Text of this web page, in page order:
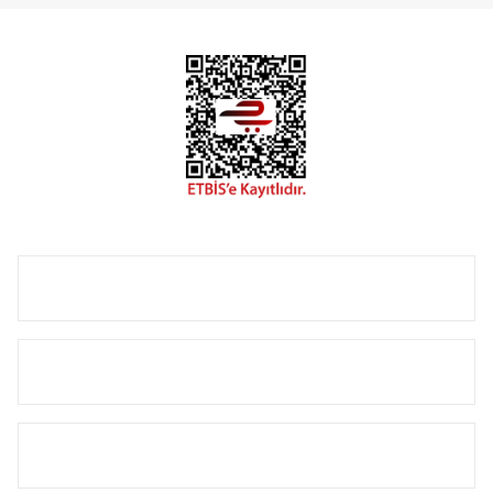
havlupanların tamamlayıcısı olan vana, montaj aparatı,
termostat, boru gizleme kılıfı gibi aksesuarları ile de özel
çözümler oluşturmaktadır.
Size özel olarak üretilen Radyatör ve havlupan seçerken
yardıma ihtiyacınız olduğunda,0850 308 08 08
hattımızdan bizlere ulaşabilirsiniz.